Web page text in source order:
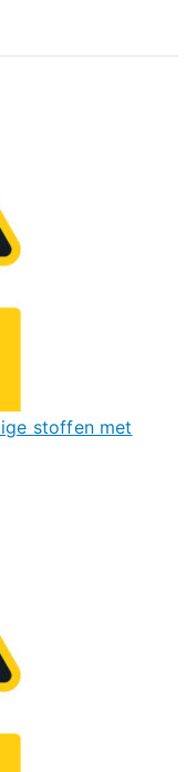
stoffen met